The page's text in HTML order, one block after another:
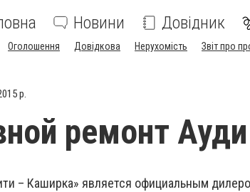
Новини Довідник
Оголошення Довідкова Нерухомість Звіт про
р.
ремонт
– Каширка» является официальным